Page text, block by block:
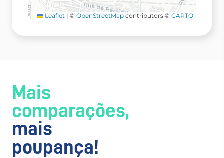
Leaflet | © OpenStreetMap contributors © CARTO
Mais
comparações,
mais
poupança!